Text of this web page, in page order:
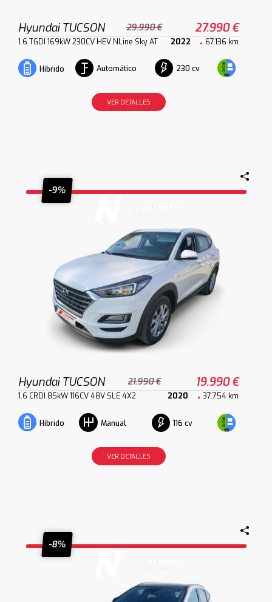
Hyundai TUCSON 29.990 € 27.990 €
1.6 TGDI 169kW 230CV HEV NLine Sky AT 2022 67.136 km
Híbrido Automático 230 cv
VER DETALLES
-9%
Hyundai TUCSON 21.990 € 19.990 €
1.6 CRDI 85kW 116CV 48V SLE 4X2 2020 37.754 km
Híbrido Manual 116 cv
VER DETALLES
-8%